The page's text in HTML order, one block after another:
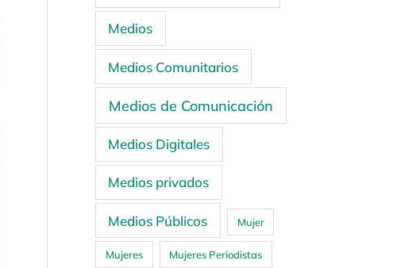
Medios
Medios Comunitarios
Medios de Comunicación
Medios Digitales
Medios privados
Medios Públicos Mujer
Mujeres Mujeres Periodistas